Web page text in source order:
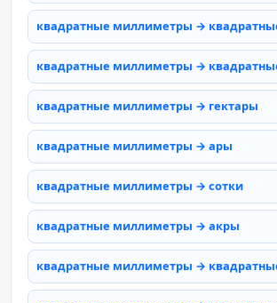
квадратные миллиметры →
квадратные миллиметры →
квадратные миллиметры → гектары
квадратные миллиметры → ары
квадратные миллиметры → сотки
квадратные миллиметры → акры
квадратные миллиметры →